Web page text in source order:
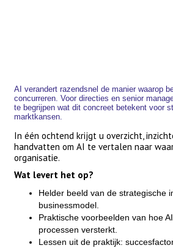
AI verandert razendsnel de manier waarop
concurreren. Voor directies en senior
te begrijpen wat dit concreet betekent voor
marktkansen.
In één ochtend krijgt u overzicht,
handvatten om AI te vertalen naar
organisatie.
Wat levert het op?
Helder beeld van de strategische
businessmodel.
Praktische voorbeelden van hoe
processen versterkt.
Lessen uit de praktijk: